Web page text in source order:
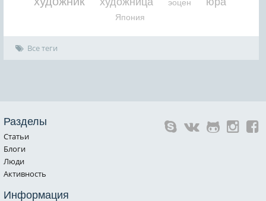
эоцен
Япония
Все теги
Разделы
Статьи
Блоги
Люди
Активность
Информация